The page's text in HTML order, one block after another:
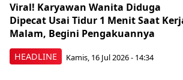
HEADLINE
Viral! Karyawan Wanita Diduga
Dipecat Usai Tidur 1 Menit Saat
Malam, Begini Pengakuannya
Kamis, 16 Jul 2026 - 14:34